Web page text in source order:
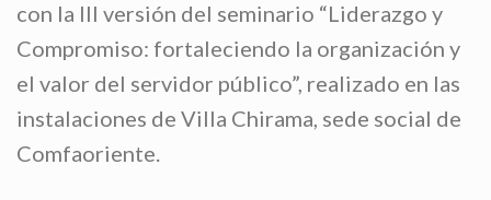
con la III versión del seminario “Liderazgo y
Compromiso: fortaleciendo la organización y
el valor del servidor público”, realizado en las
instalaciones de Villa Chirama, sede social de
Comfaoriente.